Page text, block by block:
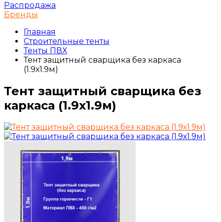
Распродажа
Бренды
Главная
Строительные тенты
Тенты ПВХ
Тент защитный сварщика без каркаса
(1.9х1.9м)
Тент защитный сварщика без
каркаса (1.9х1.9м)